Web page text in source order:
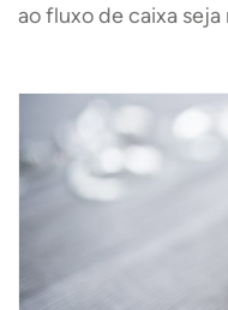
ao fluxo de caixa